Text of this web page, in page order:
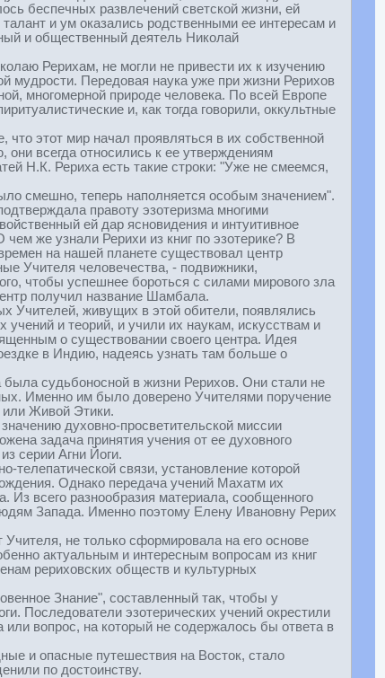
беспечных развлечений светской жизни, ей
и ум оказались родственными ее интересам и
и общественный деятель Николай
Рерихам, не могли не привести их к изучению
мудрости. Передовая наука уже при жизни Рерихов
многомерной природе человека. По всей Европе
и, как тогда говорили, оккультные
этот мир начал проявляться в их собственной
всегда относились к ее утверждениям
Н.К. Рериха есть такие строки: "Уже не смеемся,
смешно, теперь наполняется особым значением".
правоту эзотеризма многими
ей дар ясновидения и интуитивное
же узнали Рерихи из книг по эзотерике? В
на нашей планете существовал центр
Учителя человечества, - подвижники,
чтобы успешнее бороться с силами мирового зла
получил название Шамбала.
Учителей, живущих в этой обители, появлялись
и теорий, и учили их наукам, искусствам и
о существовании своего центра. Идея
в Индию, надеясь узнать там больше о
судьбоносной в жизни Рерихов. Они стали не
Именно им было доверено Учителями поручение
или Живой Этики.
духовно-просветительской миссии
задача принятия учения от ее духовного
серии Агни Йоги.
связи, установление которой
Однако передача учений Махатм их
Из всего разнообразия материала, сообщенного
Запада. Именно поэтому Елену Ивановну Рерих
не только сформировала на его основе
актуальным и интересным вопросам из книг
рериховских обществ и культурных
Знание", составленный так, чтобы у
Последователи эзотерических учений окрестили
или вопрос, на который не содержалось бы ответа в
и опасные путешествия на Восток, стало
по достоинству.